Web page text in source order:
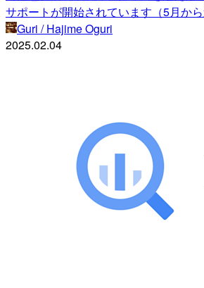
サポートが開始されています（5月から
Guri / Hajime Oguri
2025.02.04